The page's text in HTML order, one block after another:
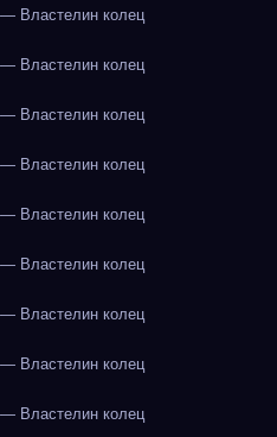
Властелин колец
Властелин колец
Властелин колец
Властелин колец
Властелин колец
Властелин колец
Властелин колец
Властелин колец
Властелин колец